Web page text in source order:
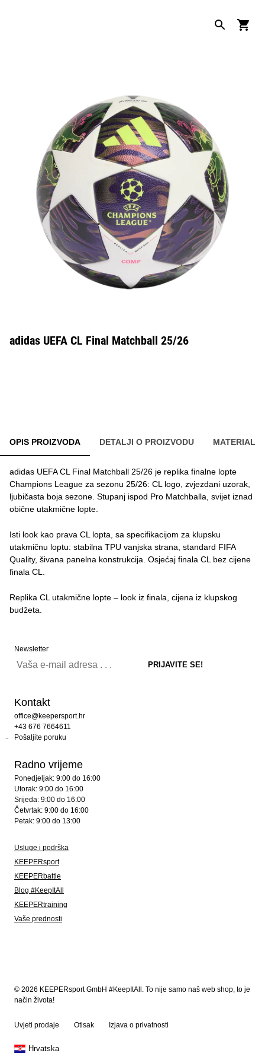
adidas UEFA CL Final Matchball 25/26
OPIS PROIZVODA DETALJI O PROIZVODU MATERIAL
adidas UEFA CL Final Matchball 25/26 je replika finalne lopte
Champions League za sezonu 25/26: CL logo, zvjezdani uzorak,
ljubičasta boja sezone. Stupanj ispod Pro Matchballa, svijet iznad
obične utakmične lopte.
Isti look kao prava CL lopta, sa specifikacijom za klupsku
utakmičnu loptu: stabilna TPU vanjska strana, standard FIFA
Quality, šivana panelna konstrukcija. Osjećaj finala CL bez cijene
finala CL.
Replika CL utakmične lopte – look iz finala, cijena iz klupskog
budžeta.
Newsletter
Kontakt
office@keepersport.hr
+43 676 7664611
Pošaljite poruku
Radno vrijeme
Ponedjeljak: 9:00 do 16:00
Utorak: 9:00 do 16:00
Srijeda: 9:00 do 16:00
Četvrtak: 9:00 do 16:00
Petak: 9:00 do 13:00
Usluge i podrška
KEEPERsport
KEEPERbattle
Blog #KeepItAll
KEEPERtraining
Vaše prednosti
© 2026 KEEPERsport GmbH #KeepItAll. To nije samo naš web shop, to je
način života!
Uvjeti prodaje Otisak Izjava o privatnosti
Hrvatska